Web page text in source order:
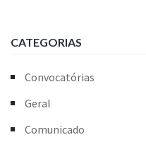
CATEGORIAS
Convocatórias
Geral
Comunicado